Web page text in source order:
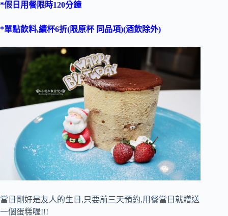
*假日用餐限時120分鐘
*單點飲料,續杯6折(限原杯 同品項)(酒飲除外)
當日剛好是友人的生日,只要前三天預約,用餐當日就贈送
一個蛋糕喔!!!